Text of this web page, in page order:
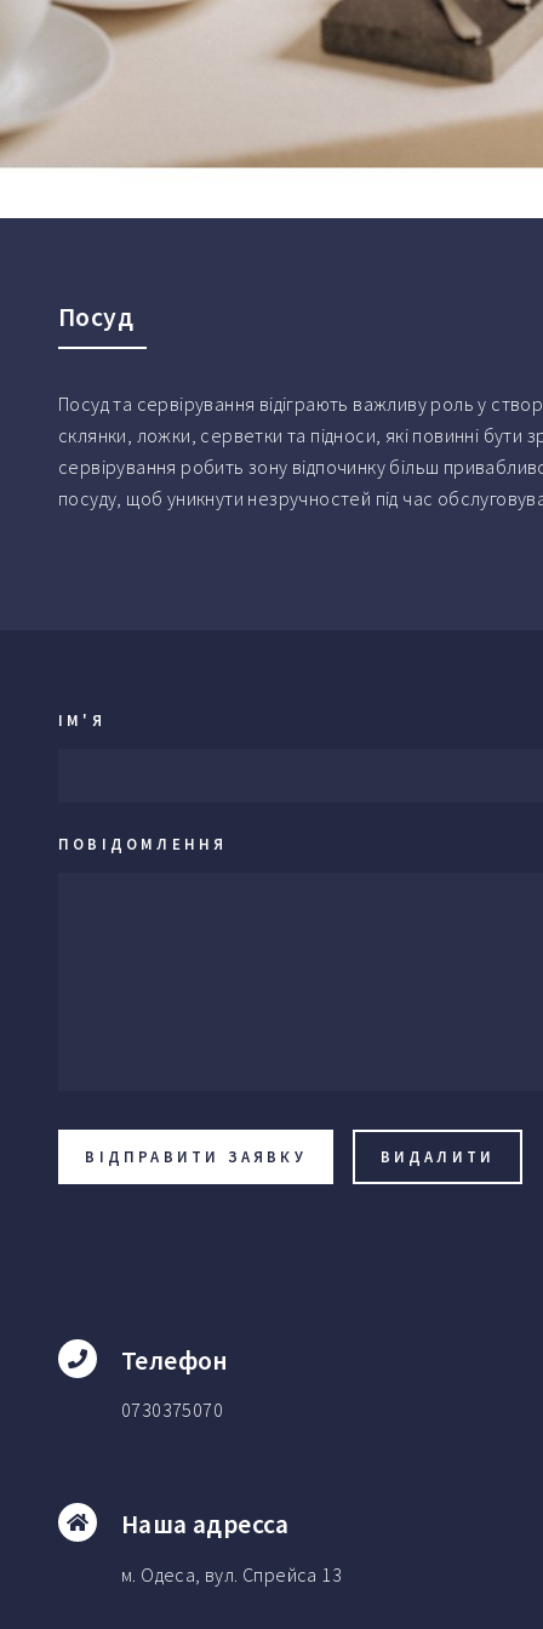
Посуд
Посуд та сервірування відіграють важливу роль у
склянки, ложки, серветки та підноси, які повинні
сервірування робить зону відпочинку більш
посуду, щоб уникнути незручностей під час
ІМ'Я
ПОВІДОМЛЕННЯ
Телефон
0730375070
Наша адресса
м. Одеса, вул. Спрейса 13